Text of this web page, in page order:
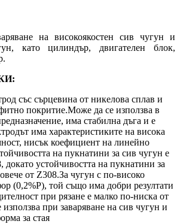
на високоякостен сив чугун и
като цилиндър, двигателен блок,
със сърцевина от никелова сплав и
покритие.Може да се използва в
има стабилна дъга и е
има характеристиките на висока
нисък коефициент на линейно
на пукнатини за сив чугун е
докато устойчивостта на пукнатини за
от Z308.За чугун с по-високо
(0,2%P), той също има добри резултати
при рязане е малко по-ниска от
при заваряване на сив чугун и
за стая